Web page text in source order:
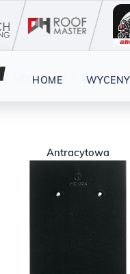
12 288
HOME WYCENY
Undefined
Antracytowa